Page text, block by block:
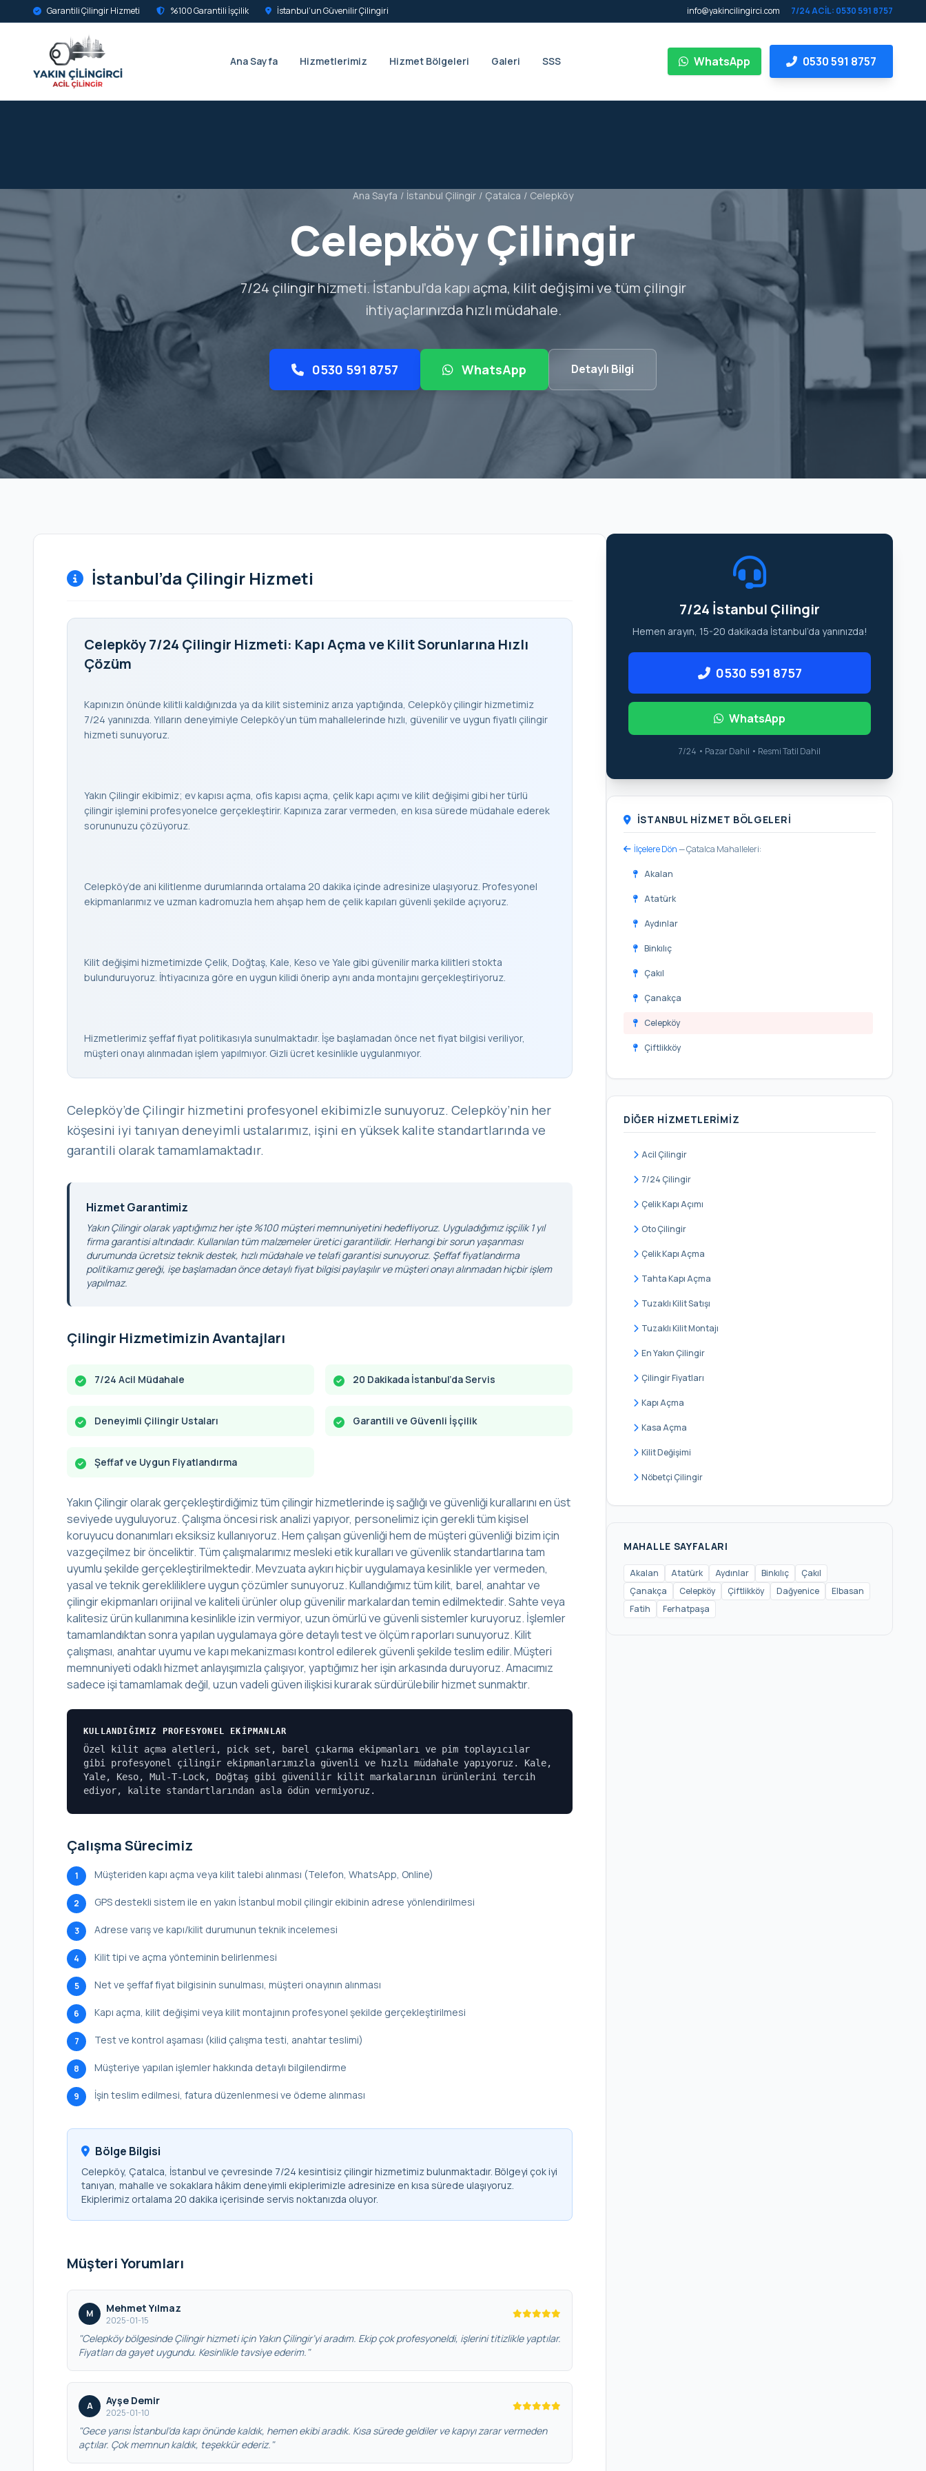
Garantili Çilingir Hizmeti %100 Garantili İşçilik İstanbul’un Güvenilir Çilingiri info@yakincilingirci.com 7/24 ACİL: 0530 591 8757
Ana Sayfa Hizmetlerimiz Hizmet Bölgeleri Galeri SSS WhatsApp 0530 591 8757
Ana Sayfa / İstanbul Çilingir / Çatalca / Celepköy
Celepköy Çilingir
7/24 çilingir hizmeti. İstanbul’da kapı açma, kilit değişimi ve tüm çilingir
ihtiyaçlarınızda hızlı müdahale.
0530 591 8757 WhatsApp Detaylı Bilgi
İstanbul’da Çilingir Hizmeti
Celepköy 7/24 Çilingir Hizmeti: Kapı Açma ve Kilit Sorunlarına Hızlı
Çözüm
Kapınızın önünde kilitli kaldığınızda ya da kilit sisteminiz arıza yaptığında, Celepköy çilingir hizmetimiz
7/24 yanınızda. Yılların deneyimiyle Celepköy’un tüm mahallelerinde hızlı, güvenilir ve uygun fiyatlı çilingir
hizmeti sunuyoruz.
Yakın Çilingir ekibimiz; ev kapısı açma, ofis kapısı açma, çelik kapı açımı ve kilit değişimi gibi her türlü
çilingir işlemini profesyonelce gerçekleştirir. Kapınıza zarar vermeden, en kısa sürede müdahale ederek
sorununuzu çözüyoruz.
Celepköy’de ani kilitlenme durumlarında ortalama 20 dakika içinde adresinize ulaşıyoruz. Profesyonel
ekipmanlarımız ve uzman kadromuzla hem ahşap hem de çelik kapıları güvenli şekilde açıyoruz.
Kilit değişimi hizmetimizde Çelik, Doğtaş, Kale, Keso ve Yale gibi güvenilir marka kilitleri stokta
bulunduruyoruz. İhtiyacınıza göre en uygun kilidi önerip aynı anda montajını gerçekleştiriyoruz.
Hizmetlerimiz şeffaf fiyat politikasıyla sunulmaktadır. İşe başlamadan önce net fiyat bilgisi veriliyor,
müşteri onayı alınmadan işlem yapılmıyor. Gizli ücret kesinlikle uygulanmıyor.
Celepköy’de Çilingir hizmetini profesyonel ekibimizle sunuyoruz. Celepköy’nin her
köşesini iyi tanıyan deneyimli ustalarımız, işini en yüksek kalite standartlarında ve
garantili olarak tamamlamaktadır.
Hizmet Garantimiz
Yakın Çilingir olarak yaptığımız her işte %100 müşteri memnuniyetini hedefliyoruz. Uyguladığımız işçilik 1 yıl
firma garantisi altındadır. Kullanılan tüm malzemeler üretici garantilidir. Herhangi bir sorun yaşanması
durumunda ücretsiz teknik destek, hızlı müdahale ve telafi garantisi sunuyoruz. Şeffaf fiyatlandırma
politikamız gereği, işe başlamadan önce detaylı fiyat bilgisi paylaşılır ve müşteri onayı alınmadan hiçbir işlem
yapılmaz.
Çilingir Hizmetimizin Avantajları
7/24 Acil Müdahale 20 Dakikada İstanbul’da Servis
Deneyimli Çilingir Ustaları Garantili ve Güvenli İşçilik
Şeffaf ve Uygun Fiyatlandırma
Yakın Çilingir olarak gerçekleştirdiğimiz tüm çilingir hizmetlerinde iş sağlığı ve güvenliği kurallarını en üst
seviyede uyguluyoruz. Çalışma öncesi risk analizi yapıyor, personelimiz için gerekli tüm kişisel
koruyucu donanımları eksiksiz kullanıyoruz. Hem çalışan güvenliği hem de müşteri güvenliği bizim için
vazgeçilmez bir önceliktir. Tüm çalışmalarımız mesleki etik kuralları ve güvenlik standartlarına tam
uyumlu şekilde gerçekleştirilmektedir. Mevzuata aykırı hiçbir uygulamaya kesinlikle yer vermeden,
yasal ve teknik gerekliliklere uygun çözümler sunuyoruz. Kullandığımız tüm kilit, barel, anahtar ve
çilingir ekipmanları orijinal ve kaliteli ürünler olup güvenilir markalardan temin edilmektedir. Sahte veya
kalitesiz ürün kullanımına kesinlikle izin vermiyor, uzun ömürlü ve güvenli sistemler kuruyoruz. İşlemler
tamamlandıktan sonra yapılan uygulamaya göre detaylı test ve ölçüm raporları sunuyoruz. Kilit
çalışması, anahtar uyumu ve kapı mekanizması kontrol edilerek güvenli şekilde teslim edilir. Müşteri
memnuniyeti odaklı hizmet anlayışımızla çalışıyor, yaptığımız her işin arkasında duruyoruz. Amacımız
sadece işi tamamlamak değil, uzun vadeli güven ilişkisi kurarak sürdürülebilir hizmet sunmaktır.
KULLANDIĞIMIZ PROFESYONEL EKIPMANLAR
Özel kilit açma aletleri, pick set, barel çıkarma ekipmanları ve pim toplayıcılar
gibi profesyonel çilingir ekipmanlarımızla güvenli ve hızlı müdahale yapıyoruz. Kale,
Yale, Keso, Mul-T-Lock, Doğtaş gibi güvenilir kilit markalarının ürünlerini tercih
ediyor, kalite standartlarından asla ödün vermiyoruz.
Çalışma Sürecimiz
1 Müşteriden kapı açma veya kilit talebi alınması (Telefon, WhatsApp, Online)
2 GPS destekli sistem ile en yakın İstanbul mobil çilingir ekibinin adrese yönlendirilmesi
3 Adrese varış ve kapı/kilit durumunun teknik incelemesi
4 Kilit tipi ve açma yönteminin belirlenmesi
5 Net ve şeffaf fiyat bilgisinin sunulması, müşteri onayının alınması
6 Kapı açma, kilit değişimi veya kilit montajının profesyonel şekilde gerçekleştirilmesi
7 Test ve kontrol aşaması (kilid çalışma testi, anahtar teslimi)
8 Müşteriye yapılan işlemler hakkında detaylı bilgilendirme
9 İşin teslim edilmesi, fatura düzenlenmesi ve ödeme alınması
Bölge Bilgisi
Celepköy, Çatalca, İstanbul ve çevresinde 7/24 kesintisiz çilingir hizmetimiz bulunmaktadır. Bölgeyi çok iyi
tanıyan, mahalle ve sokaklara hâkim deneyimli ekiplerimizle adresinize en kısa sürede ulaşıyoruz.
Ekiplerimiz ortalama 20 dakika içerisinde servis noktanızda oluyor.
Müşteri Yorumları
M Mehmet Yılmaz
2025-01-15
"Celepköy bölgesinde Çilingir hizmeti için Yakın Çilingir’yi aradım. Ekip çok profesyoneldi, işlerini titizlikle yaptılar.
Fiyatları da gayet uygundu. Kesinlikle tavsiye ederim."
A Ayşe Demir
2025-01-10
"Gece yarısı İstanbul’da kapı önünde kaldık, hemen ekibi aradık. Kısa sürede geldiler ve kapıyı zarar vermeden
açtılar. Çok memnun kaldık, teşekkür ederiz."
7/24 İstanbul Çilingir
Hemen arayın, 15-20 dakikada İstanbul’da yanınızda!
0530 591 8757
WhatsApp
7/24 • Pazar Dahil • Resmi Tatil Dahil
İSTANBUL HIZMET BÖLGELERI
İlçelere Dön— Çatalca Mahalleleri:
Akalan
Atatürk
Aydınlar
Binkılıç
Çakıl
Çanakça
Celepköy
Çiftlikköy
Elbasan
Fatih
Oklalı
Ormanlı
Ovayenice
Örencik
DIĞER HIZMETLERIMIZ
Acil Çilingir
7/24 Çilingir
Çelik Kapı Açımı
Oto Çilingir
Çelik Kapı Açma
Tahta Kapı Açma
Tuzaklı Kilit Satışı
Tuzaklı Kilit Montajı
En Yakın Çilingir
Çilingir Fiyatları
Kapı Açma
Kasa Açma
Kilit Değişimi
Nöbetçi Çilingir
MAHALLE SAYFALARI
Akalan Atatürk Aydınlar Binkılıç
Çakıl
Çanakça
Celepköy Çiftlikköy Dağyenice
Elbasan
Fatih
Ferhatpaşa